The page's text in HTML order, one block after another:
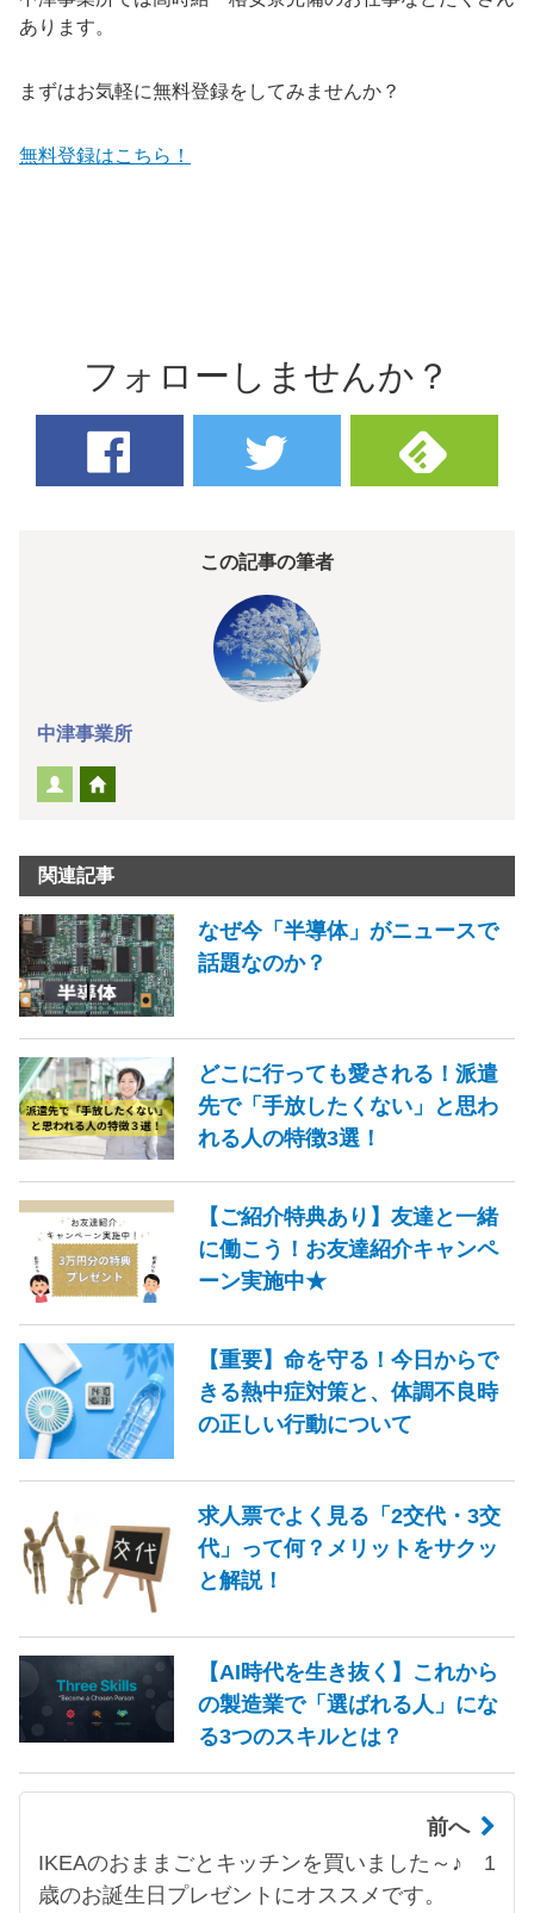
あります。
まずはお気軽に無料登録をしてみませんか？
無料登録はこちら！
フォローしませんか？
この記事の筆者
中津事業所
関連記事
なぜ今「半導体」がニュースで
話題なのか？
どこに行っても愛される！派遣
先で「手放したくない」と思わ
れる人の特徴3選！
【ご紹介特典あり】友達と一緒
に働こう！お友達紹介キャンペ
ーン実施中★
【重要】命を守る！今日からで
きる熱中症対策と、体調不良時
の正しい行動について
求人票でよく見る「2交代・3交
代」って何？メリットをサクッ
と解説！
【AI時代を生き抜く】これから
の製造業で「選ばれる人」にな
る3つのスキルとは？
前へ
IKEAのおままごとキッチンを買いました～♪ 1
歳のお誕生日プレゼントにオススメです。